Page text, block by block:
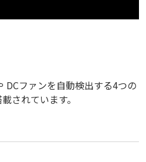
DCファンを自動検出する4つの
されています。